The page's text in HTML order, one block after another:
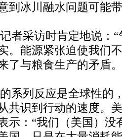
到冰川融水问题可能
者采访时肯定地说：
。能源紧张迫使我们
了与粮食生产的矛盾
系列反应是全球性的
共识到行动的速度。
示：“我们（美国）没